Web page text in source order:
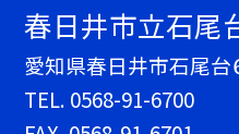
春日井市立石尾
愛知県春日井市石尾台
TEL. 0568-91-6700